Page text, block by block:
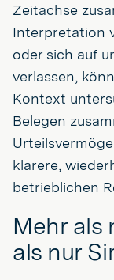
Zeitachse
Interpretation
oder sich auf
verlassen,
Kontext
Belegen
klarere,
betrieblichen
Mehr als
als nur